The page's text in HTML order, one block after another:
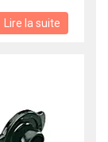
Lire la suite